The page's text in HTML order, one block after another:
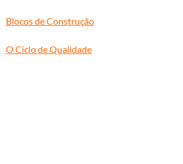
Blocos de Construção
O Ciclo de Qualidade